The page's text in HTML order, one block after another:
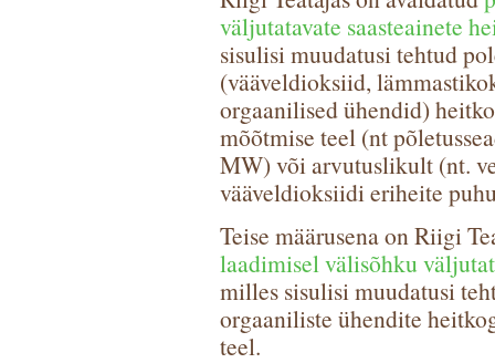
väljutatavate saasteainete
sisulisi muudatusi tehtud
(vääveldioksiid,
orgaanilised ühendid)
mõõtmise teel (nt
MW) või arvutuslikult (nt.
vääveldioksiidi eriheite
Teise määrusena on Riigi
laadimisel välisõhku
milles sisulisi muudatusi
orgaaniliste ühendite
teel.